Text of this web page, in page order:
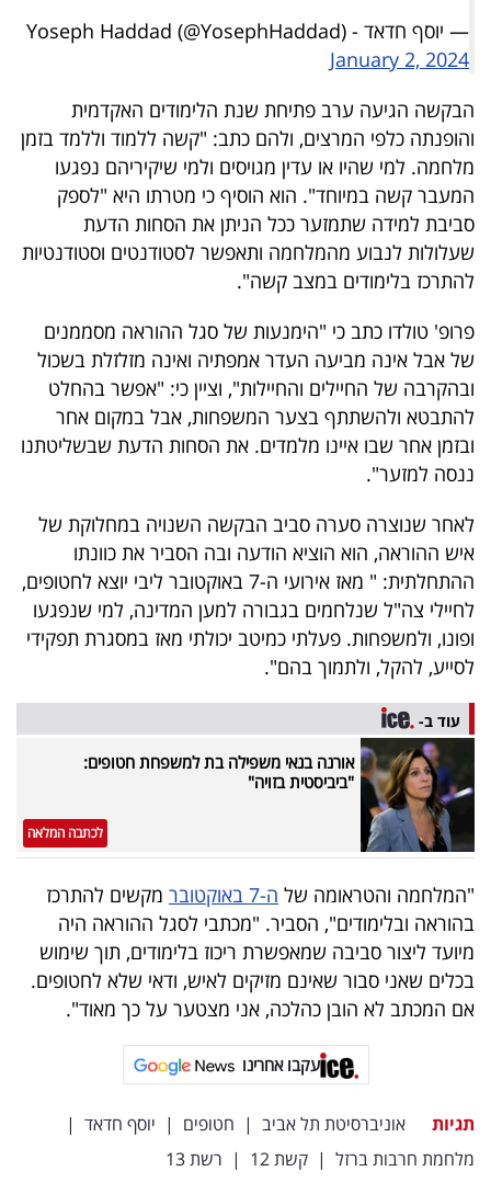
ניוזלטרים
מייל
אדום
פרסמו
באייס
אחרינו:
— יוסף חדאד - Yoseph Haddad (@YosephHaddad)
January 2, 2024
הבקשה הגיעה ערב פתיחת שנת הלימודים האקדמית
והופנתה כלפי המרצים, ולהם כתב: "קשה ללמוד וללמד בזמן
מלחמה. למי שהיו או עדין מגויסים ולמי שיקיריהם נפגעו
המעבר קשה במיוחד". הוא הוסיף כי מטרתו היא "לספק
סביבת למידה שתמזער ככל הניתן את הסחות הדעת
שעלולות לנבוע מהמלחמה ותאפשר לסטודנטים וסטודנטיות
להתרכז בלימודים במצב קשה".
פרופ' טולדו כתב כי "הימנעות של סגל ההוראה מסממנים
של אבל אינה מביעה העדר אמפתיה ואינה מזלזלת בשכול
ובהקרבה של החיילים והחיילות", וציין כי: "אפשר בהחלט
להתבטא ולהשתתף בצער המשפחות, אבל במקום אחר
ובזמן אחר שבו איינו מלמדים. את הסחות הדעת שבשליטתנו
ננסה למזער".
לאחר שנוצרה סערה סביב הבקשה השנויה במחלוקת של
איש ההוראה, הוא הוציא הודעה ובה הסביר את כוונתו
ההתחלתית: " מאז אירועי ה-7 באוקטובר ליבי יוצא לחטופים,
לחיילי צה"ל שנלחמים בגבורה למען המדינה, למי שנפגעו
ופונו, ולמשפחות. פעלתי כמיטב יכולתי מאז במסגרת תפקידי
לסייע, להקל, ולתמוך בהם".
עוד ב-
אורנה בנאי משפילה בת למשפחת חטופים:
"ביביסטית בזויה"
לכתבה המלאה
"המלחמה והטראומה של ה-7 באוקטובר
מקשים להתרכז
בהוראה ובלימודים", הסביר. "מכתבי לסגל ההוראה היה
מיועד ליצור סביבה שמאפשרת ריכוז בלימודים, תוך שימוש
בכלים שאני סבור שאינם מזיקים לאיש, ודאי שלא לחטופים.
אם המכתב לא הובן כהלכה, אני מצטער על כך מאוד".
עקבו אחרינו
תגיות אוניברסיטת תל אביב | חטופים | יוסף חדאד |
מלחמת חרבות ברזל | קשת 12 | רשת 13